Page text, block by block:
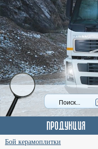
Бой керамоплитки